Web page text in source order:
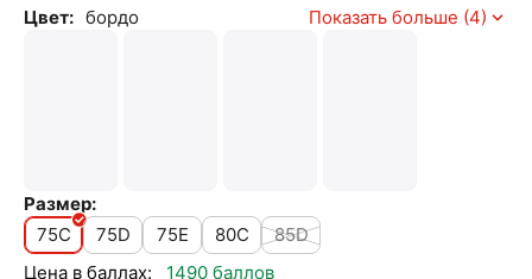
Цвет: бордо Показать больше (4)
Размер:
75C
75D 75E 80C
85D
Цена в баллах:
1490 баллов